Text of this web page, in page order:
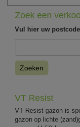
Zoek een
Vul hier uw
Zoeken
VT Resist
VT Resist-gazon is
gazon op lichte